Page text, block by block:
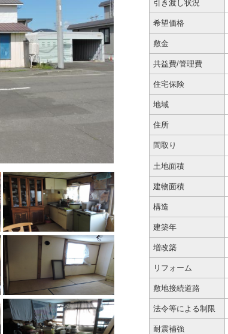
引き渡し状況
希望価格
敷金
共益費/管理費
住宅保険
地域
住所
間取り
土地面積
建物面積
構造
建築年
増改築
リフォーム
敷地接続道路
法令等による制限
耐震補強